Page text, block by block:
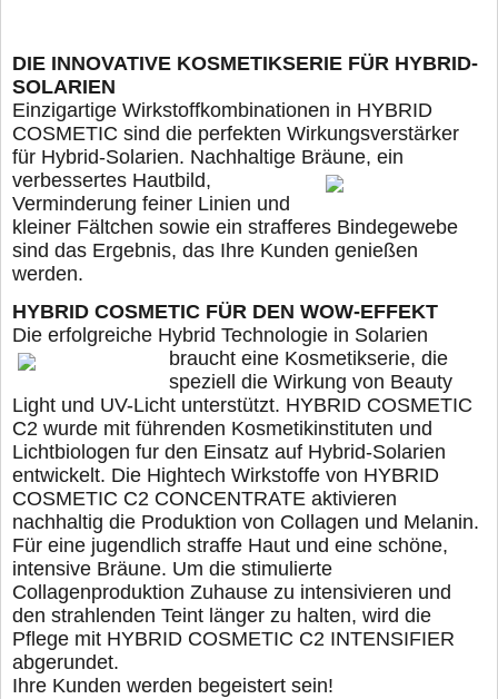
DIE INNOVATIVE KOSMETIKSERIE FÜR HYBRID-
SOLARIEN
Einzigartige Wirkstoffkombinationen in HYBRID
COSMETIC sind die perfekten Wirkungsverstärker
für Hybrid-Solarien. Nachhaltige Bräune, ein
verbessertes Hautbild,
Verminderung feiner Linien und
kleiner Fältchen sowie ein strafferes Bindegewebe
sind das Ergebnis, das Ihre Kunden genießen
werden.
HYBRID COSMETIC FÜR DEN WOW-EFFEKT
Die erfolgreiche Hybrid Technologie in Solarien
braucht eine Kosmetikserie, die
speziell die Wirkung von Beauty
Light und UV-Licht unterstützt. HYBRID COSMETIC
C2 wurde mit führenden Kosmetikinstituten und
Lichtbiologen fur den Einsatz auf Hybrid-Solarien
entwickelt. Die Hightech Wirkstoffe von HYBRID
COSMETIC C2 CONCENTRATE aktivieren
nachhaltig die Produktion von Collagen und Melanin.
Für eine jugendlich straffe Haut und eine schöne,
intensive Bräune. Um die stimulierte
Collagenproduktion Zuhause zu intensivieren und
den strahlenden Teint länger zu halten, wird die
Pflege mit HYBRID COSMETIC C2 INTENSIFIER
abgerundet.
Ihre Kunden werden begeistert sein!